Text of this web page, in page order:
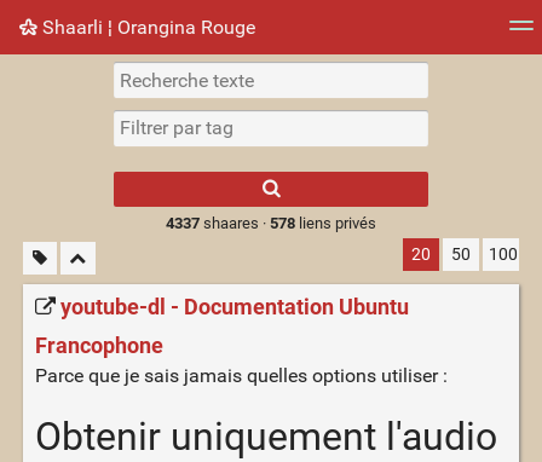
Shaarli ¦ Orangina Rouge
Nuage de tags Mur d'images
results.
4337shaares · 578liens privés
20 50 100
youtube-dl - Documentation Ubuntu
Francophone
Parce que je sais jamais quelles options utiliser :
Obtenir uniquement l'audio